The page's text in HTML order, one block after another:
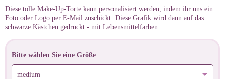
Diese tolle Make-Up-Torte kann personalisiert werden, indem ihr uns ein
Foto oder Logo per E-Mail zuschickt. Diese Grafik wird dann auf das
schwarze Kästchen gedruckt - mit Lebensmittelfarben.
Bitte wählen Sie eine Größe
medium